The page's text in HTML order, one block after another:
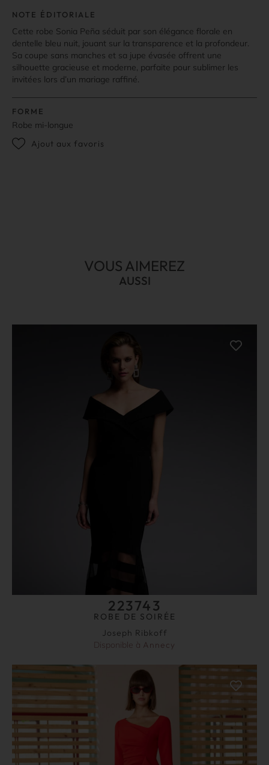
NOTE ÉDITORIALE
Cette robe Sonia Peña séduit par son élégance florale en
dentelle bleu nuit, jouant sur la transparence et la profondeur.
Sa coupe sans manches et sa jupe évasée offrent une
silhouette gracieuse et moderne, parfaite pour sublimer les
invitées lors d’un mariage raffiné.
FORME
Robe mi-longue
Ajout aux favoris
VOUS AIMEREZ
AUSSI
223743
ROBE DE SOIRÉE
Joseph Ribkoff
Disponible à Annecy